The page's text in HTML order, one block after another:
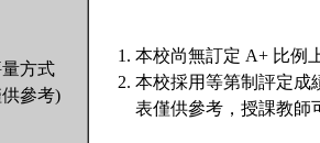
方式
參考)
本校尚無訂定 A+ 比例
本校採用等第制評定成
表僅供參考，授課教師